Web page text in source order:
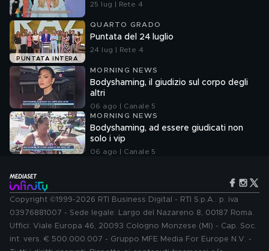
25 lug | Rete 4
PUNTATA INTERA
QUARTO GRADO
Puntata del 24 luglio
24 lug | Rete 4
MORNING NEWS
Bodyshaming, il giudizio sul corpo degli
altri
06 ago | Canale 5
MORNING NEWS
Bodyshaming, ad essere giudicati non
solo i vip
06 ago | Canale 5
Copyright ©1999-2026 RTI Business Digital - RTI S.p.A.: p. iva
03976881007 - Sede legale: Largo del Nazareno 8, 00187 Roma.
Uffici: Viale Europa 46, 20093 Cologno Monzese (MI) - Cap. Soc.
int. vers. € 500.000.007 - Gruppo MFE Media For Europe N.V. -